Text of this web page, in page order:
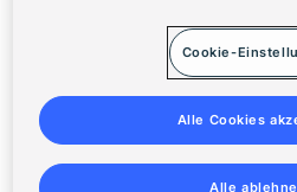
Allgemeine
Sitemap
Cookie-
Alle
Alle Cookies